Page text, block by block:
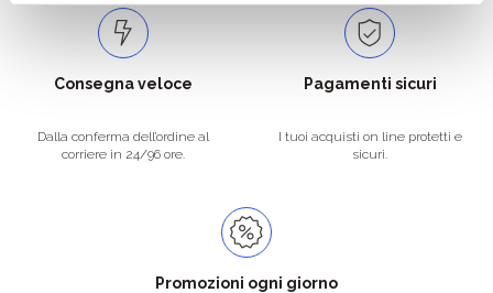
Consegna veloce
Dalla conferma dell’ordine al
corriere in 24/96 ore.
Pagamenti sicuri
I tuoi acquisti on line protetti e
sicuri.
Promozioni ogni giorno